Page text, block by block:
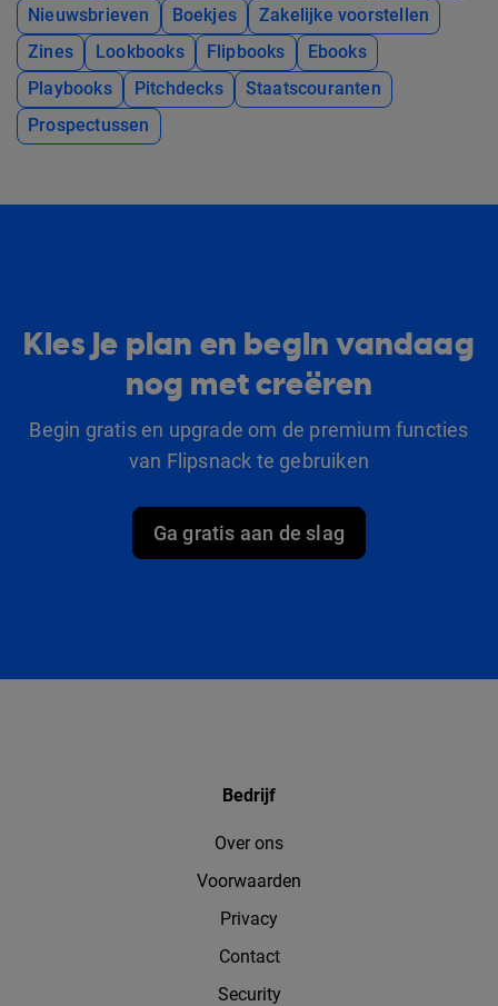
Nieuwsbrieven
Boekjes
Zakelijke voorstellen
Zines
Lookbooks Flipbooks
Ebooks
Playbooks
Pitchdecks
Staatscouranten
Prospectussen
Kies je plan en begin vandaag
nog met creëren
Begin gratis en upgrade om de premium functies
van Flipsnack te gebruiken
Ga gratis aan de slag
Bedrijf
Over ons
Voorwaarden
Privacy
Contact
Security